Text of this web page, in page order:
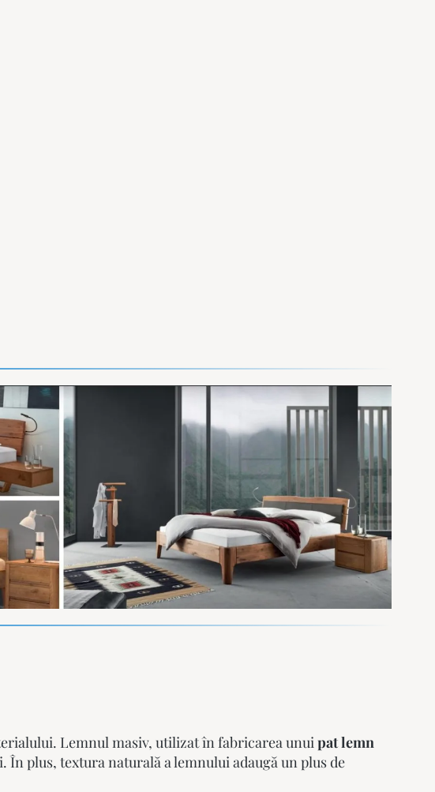
Lemnul masiv, utilizat în fabricarea unui pat lemn
plus, textura naturală a lemnului adaugă un plus de